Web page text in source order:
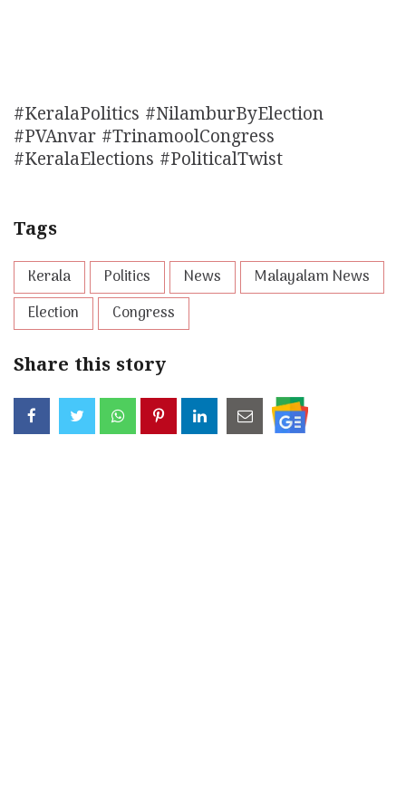
#KeralaPolitics #NilamburByElection
#PVAnvar #TrinamoolCongress
#KeralaElections #PoliticalTwist
Tags
Kerala Politics News
Malayalam News
Election
Congress
Share this story